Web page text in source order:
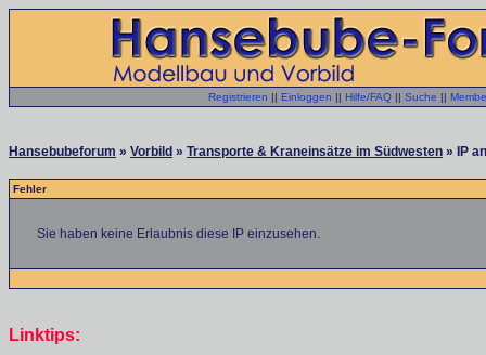
Registrieren || Einloggen || Hilfe/FAQ || Suche ||
Hansebubeforum » Vorbild » Transporte & Kraneinsätze im Südwesten » IP
Fehler
Sie haben keine Erlaubnis diese IP einzusehen.
Linktips: